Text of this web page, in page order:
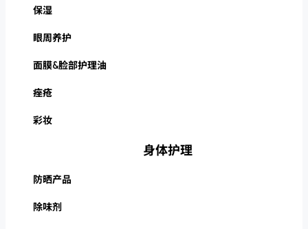
保湿
眼周养护
面膜&脸部护理油
痤疮
彩妆
身体护理
防晒产品
除味剂